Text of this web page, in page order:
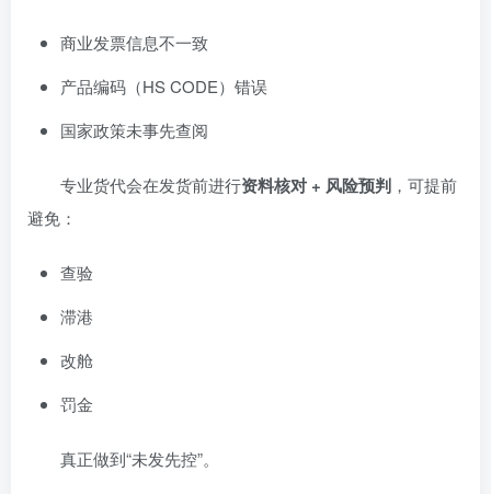
商业发票信息不一致
产品编码（HS CODE）错误
国家政策未事先查阅
专业货代会在发货前进行资料核对 + 风险预判 ，可提前
避免：
查验
滞港
改舱
罚金
真正做到“未发先控”。